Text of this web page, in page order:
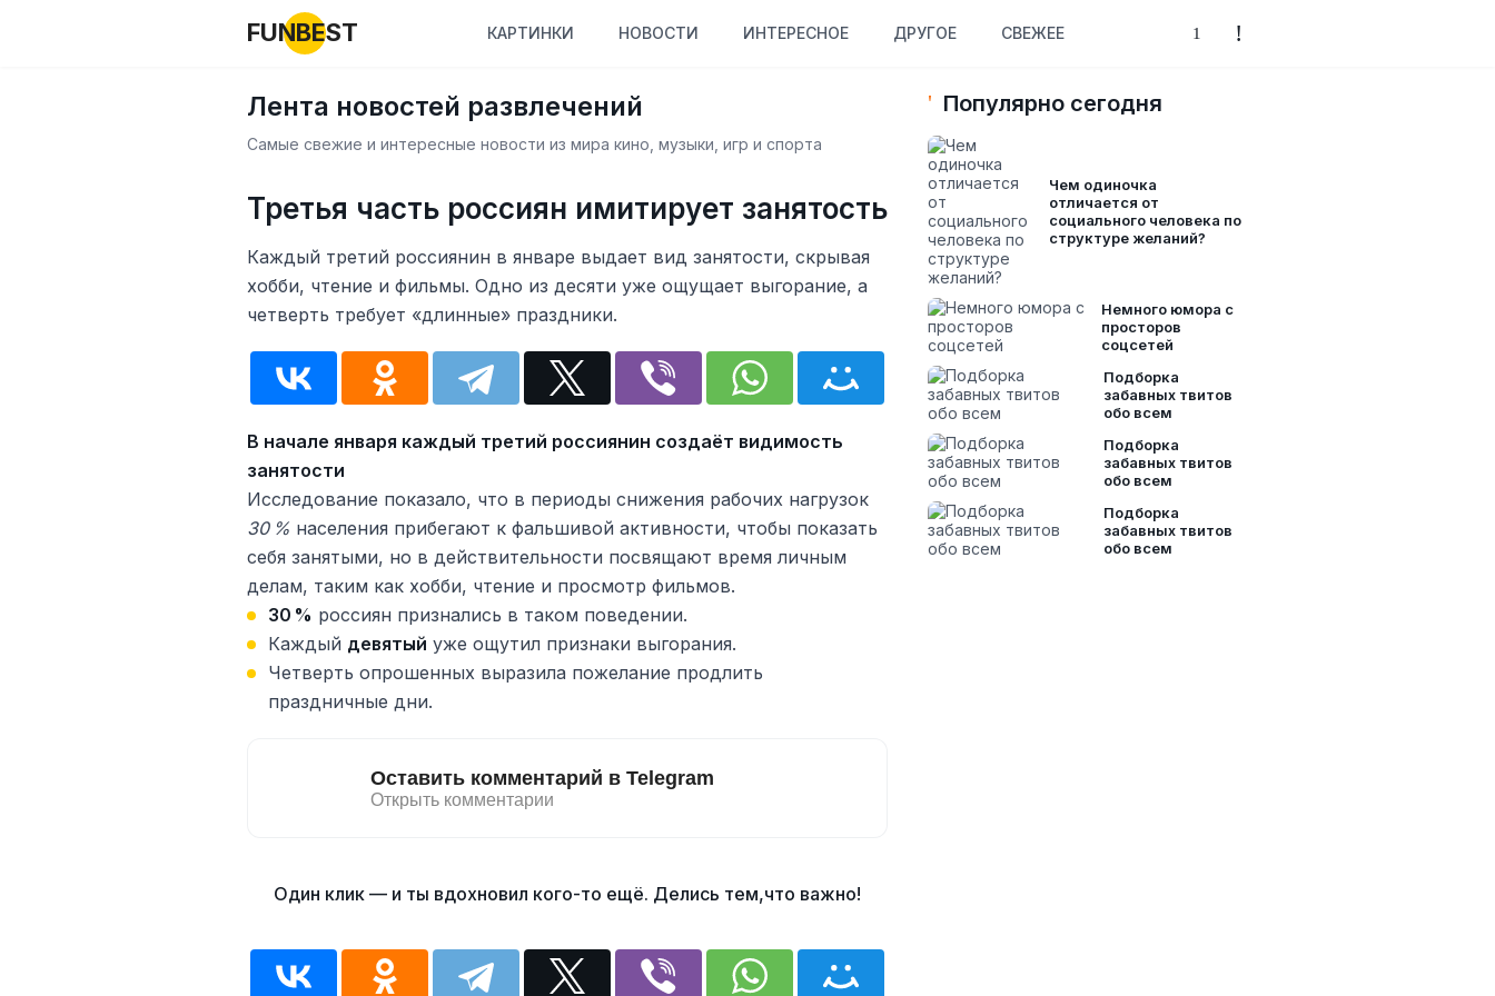
FUNBEST КАРТИНКИ НОВОСТИ ИНТЕРЕСНОЕ ДРУГОЕ СВЕЖЕЕ
Лента новостей развлечений
Самые свежие и интересные новости из мира кино, музыки, игр и спорта
Третья часть россиян имитирует занятость
Каждый третий россиянин в январе выдает вид занятости, скрывая
хобби, чтение и фильмы. Одно из десяти уже ощущает выгорание, а
четверть требует «длинные» праздники.
В начале января каждый третий россиянин создаёт видимость
занятости
Исследование показало, что в периоды снижения рабочих нагрузок
30 % населения прибегают к фальшивой активности, чтобы показать
себя занятыми, но в действительности посвящают время личным
делам, таким как хобби, чтение и просмотр фильмов.
30 % россиян признались в таком поведении.
Каждый девятый уже ощутил признаки выгорания.
Четверть опрошенных выразила пожелание продлить
праздничные дни.
Популярно сегодня
Чем одиночка
отличается от
социального человека по
структуре желаний?
Немного юмора с
просторов
соцсетей
Подборка
забавных твитов
обо всем
Подборка
забавных твитов
обо всем
Подборка
забавных твитов
обо всем